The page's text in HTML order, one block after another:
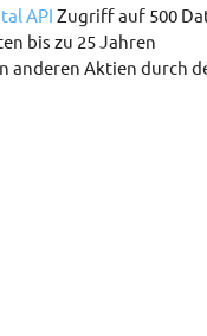
API Zugriff auf 500
bis zu 25 Jahren
anderen Aktien durch